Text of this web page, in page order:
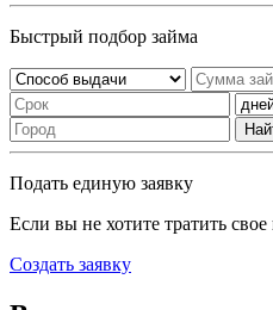
Быстрый подбор займа
Подать единую заявку
Если вы не хотите тратить
Создать заявку